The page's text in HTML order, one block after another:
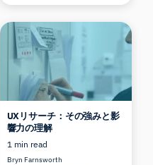
UXリサーチ：その強みと影
響力の理解
1 min read
Bryn Farnsworth